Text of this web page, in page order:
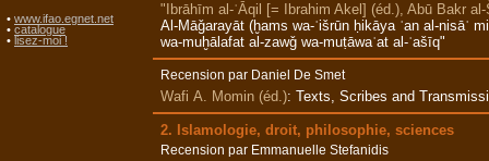
• www.ifao.egnet.net
• catalogue
• lisez-moi !
"Ibrāhīm al‑ʿĀqil [= Ibrahim Akel] (éd.), Abū Bakr
Al‑Māǧarayāt (ḫams wa-ʿišrūn ḥikāya ʿan al‑nisāʾ
wa‑muḫālafat al‑zawǧ wa‑muṭāwaʿat al‑ʿašīq"
Recension par Daniel De Smet
Wafi A. Momin (éd.): Texts, Scribes and
2. Islamologie, droit, philosophie, sciences
Recension par Emmanuelle Stefanidis